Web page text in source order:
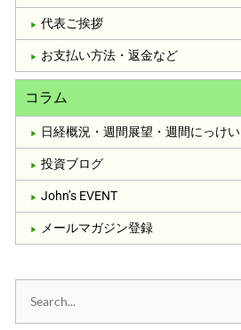
代表ご挨拶
お支払い方法・返金など
コラム
日経概況・週間展望・週間にっけい
投資ブログ
John’s EVENT
メールマガジン登録